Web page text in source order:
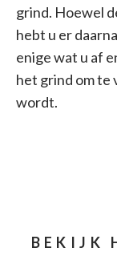
grind. Hoewel
hebt u er
enige wat u af
het grind om te
wordt.
BEKIJK